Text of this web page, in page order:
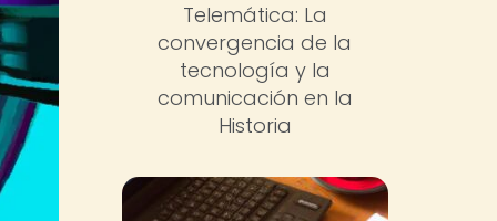
Telemática: La
convergencia de la
tecnología y la
comunicación en la
Historia